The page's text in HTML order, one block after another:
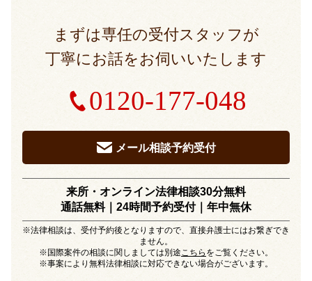
まずは専任の受付スタッフが
丁寧にお話をお伺いいたします
0120-177-048
メール相談予約受付
来所・オンライン法律相談30分無料
通話無料｜24時間予約受付｜年中無休
※法律相談は、受付予約後となりますので、直接弁護士にはお繋ぎでき
ません。
※国際案件の相談に関しましては別途こちら をご覧ください。
※事案により無料法律相談に対応できない場合がございます。